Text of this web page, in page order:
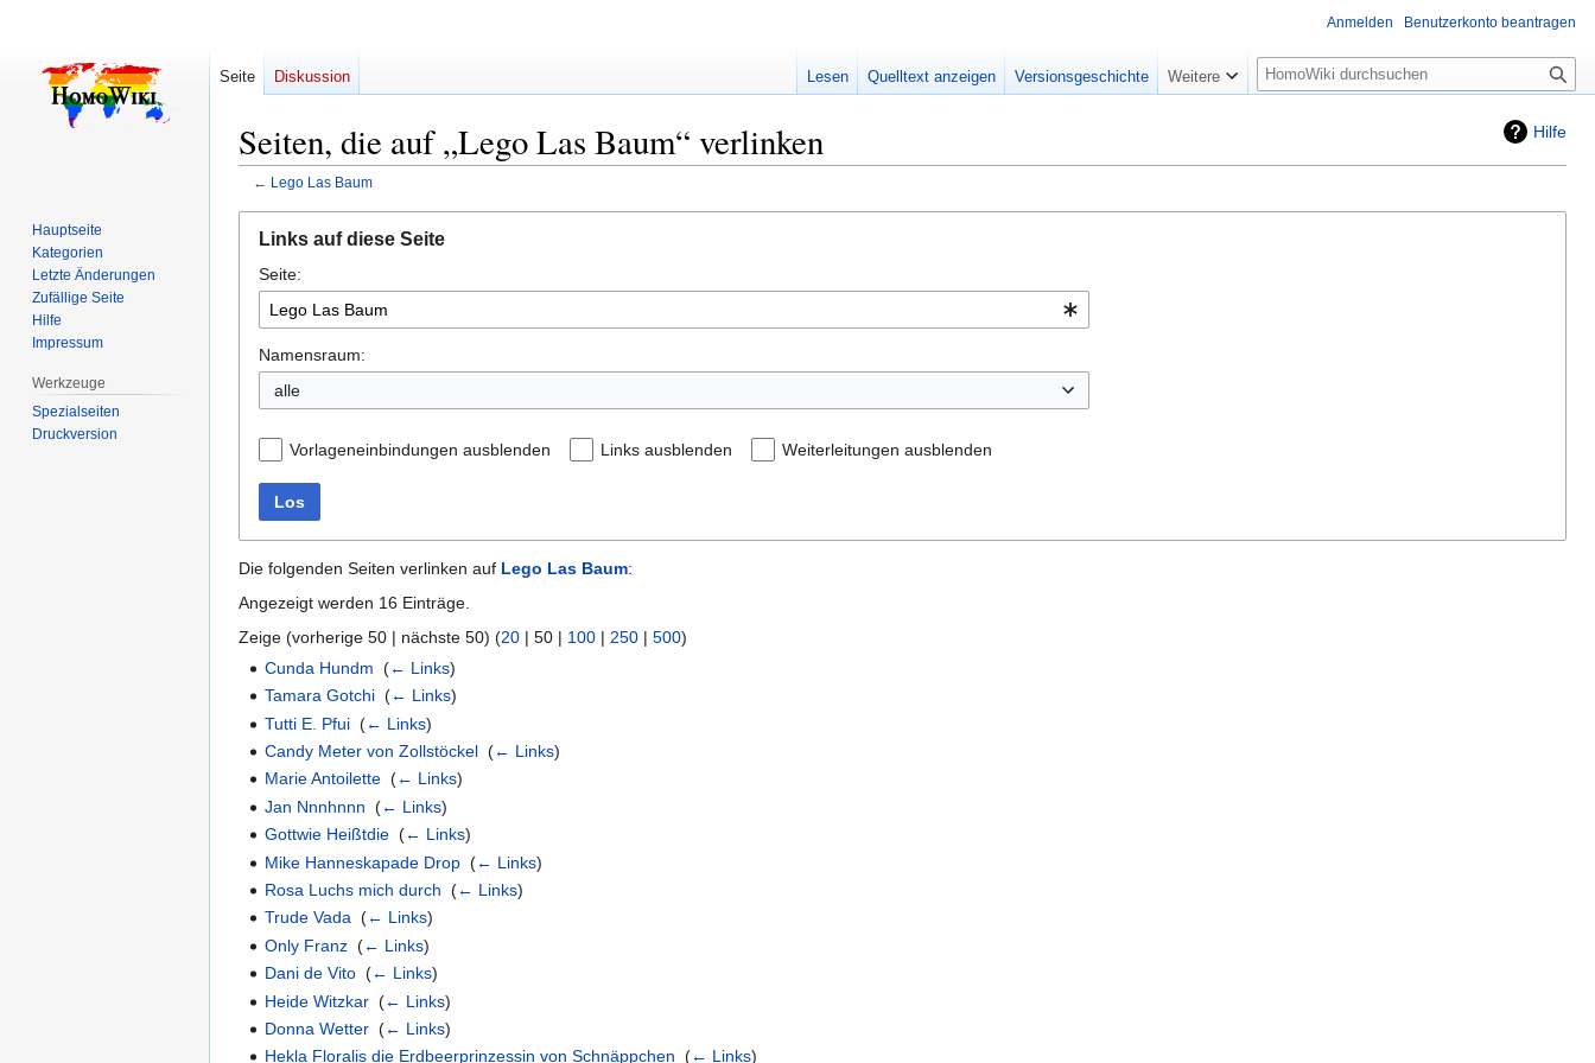
Hilfe
Seiten, die auf „Lego Las Baum“ verlinken
← Lego Las Baum
Navigation
springen
Suche
springen
Links auf diese Seite
Seite:
Namensraum:
alle
Vorlageneinbindungen ausblenden Links ausblenden Weiterleitungen ausblenden
Los
Die folgenden Seiten verlinken auf Lego Las Baum:
Angezeigt werden 16 Einträge.
Zeige (vorherige 50 | nächste 50) (20 | 50 | 100 | 250 | 500)
Cunda Hundm ‎(← Links)
Tamara Gotchi ‎(← Links)
Tutti E. Pfui ‎(← Links)
Candy Meter von Zollstöckel ‎(← Links)
Marie Antoilette ‎(← Links)
Jan Nnnhnnn ‎(← Links)
Gottwie Heißtdie ‎(← Links)
Mike Hanneskapade Drop ‎(← Links)
Rosa Luchs mich durch ‎(← Links)
Trude Vada ‎(← Links)
Only Franz ‎(← Links)
Dani de Vito ‎(← Links)
Heide Witzkar ‎(← Links)
Donna Wetter ‎(← Links)
Hekla Floralis die Erdbeerprinzessin von Schnäppchen ‎(← Links)
Anmelden Benutzerkonto beantragen
Seite Diskussion Lesen Quelltext anzeigen Versionsgeschichte Weitere
Suche
Hauptseite
Kategorien
Letzte Änderungen
Zufällige Seite
Hilfe
Impressum
Werkzeuge
Spezialseiten
Druckversion